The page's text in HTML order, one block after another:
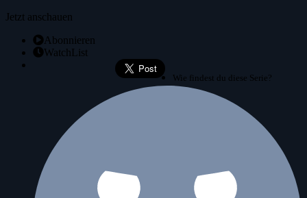
Jetzt anschauen
Abonnieren
WatchList
Wie findest du diese Serie?